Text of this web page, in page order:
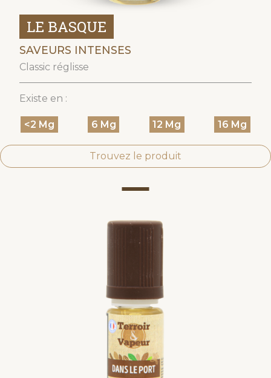
LE BASQUE
SAVEURS INTENSES
Classic réglisse
Existe en :
<2 Mg 6 Mg 12 Mg 16 Mg
Trouvez le produit